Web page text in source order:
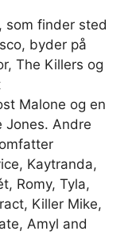
som finder sted
byder på
The Killers og
Malone og en
Andre
Kaytranda,
Romy, Tyla,
Killer Mike,
Amyl and